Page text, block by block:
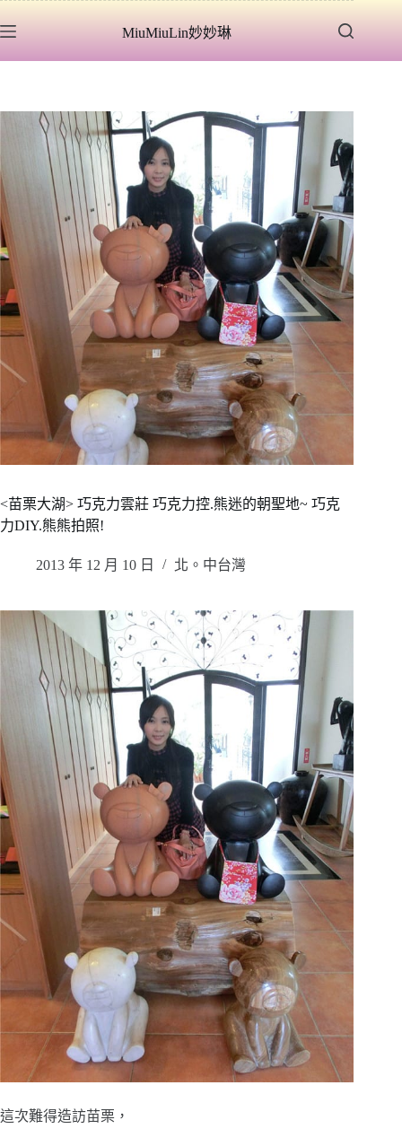
至
MiuMiuLin妙妙琳
<苗栗大湖> 巧克力雲莊 巧克力控.熊迷的朝聖地~ 巧克
力DIY.熊熊拍照!
2013 年 12 月 10 日 北。中台灣
這次難得造訪苗栗，